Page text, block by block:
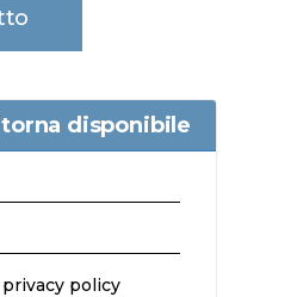
disponibile
privacy policy